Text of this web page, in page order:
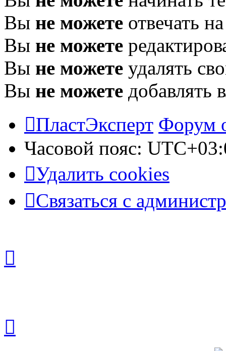
Вы не можете отвечать
Вы не можете
Вы не можете удалять
Вы не можете добавлять
ПластЭксперт Форум
Часовой пояс:
Удалить cookies
Связаться с